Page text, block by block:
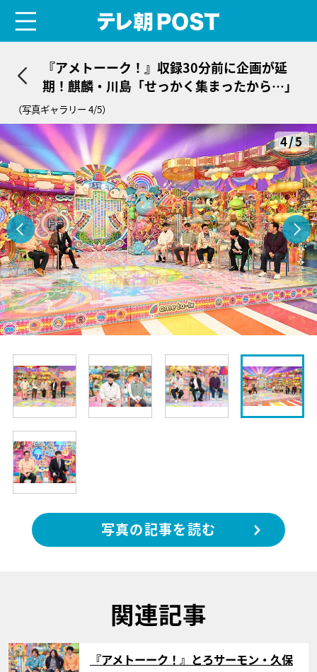
『アメトーーク！』収録30分前に企画が延
期！麒麟・川島「せっかく集まったから…」
（写真ギャラリー 4/5）
4/5
写真の記事を読む
関連記事
サムネイル
『アメトーーク！』とろサーモン・久保